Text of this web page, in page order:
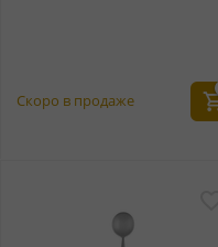
Скоро в продаже